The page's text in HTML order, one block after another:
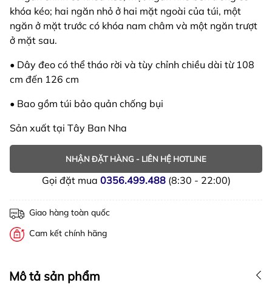
khóa kéo; hai ngăn nhỏ ở hai mặt ngoài của túi, một
ngăn ở mặt trước có khóa nam châm và một ngăn trượt
ở mặt sau.
• Dây đeo có thể tháo rời và tùy chỉnh chiều dài từ 108
cm đến 126 cm
• Bao gồm túi bảo quản chống bụi
Sản xuất tại Tây Ban Nha
NHẬN ĐẶT HÀNG - LIÊN HỆ HOTLINE
Gọi đặt mua 0356.499.488(8:30 - 22:00)
Giao hàng toàn quốc
Cam kết chính hãng
Mô tả sản phẩm